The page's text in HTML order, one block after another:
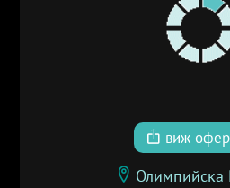
виж
Олимпийска